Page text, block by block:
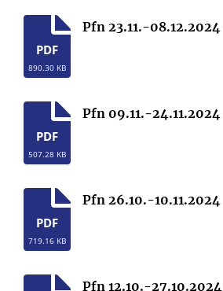
PDF
890.30 KB
Pfn 23.11.-08.12.2024
PDF
507.28 KB
Pfn 09.11.-24.11.2024
PDF
719.16 KB
Pfn 26.10.-10.11.2024
Pfn 12.10.-27.10.2024